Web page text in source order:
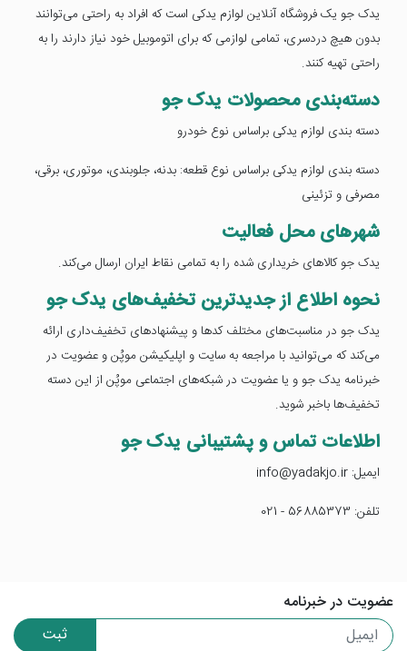
یدک جو یک فروشگاه آنلاین لوازم یدکی است که افراد به راحتی می‌توانند
بدون هیچ دردسری، تمامی لوازمی که برای اتوموبیل خود نیاز دارند را به
راحتی تهیه کنند.
دسته‌بندی محصولات یدک جو
دسته بندی لوازم یدکی براساس نوع خودرو
دسته بندی لوازم یدکی براساس نوع قطعه: بدنه، جلوبندی، موتوری، برقی،
مصرفی و تزئینی
شهرهای محل فعالیت
یدک جو کالاهای خریداری شده را به تمامی نقاط ایران ارسال می‌کند.
نحوه اطلاع از جدیدترین تخفیف‌های یدک جو
یدک جو در مناسبت‌های مختلف کدها و پیشنهادهای تخفیف‌داری ارائه
می‌کند که می‌توانید با مراجعه به سایت و اپلیکیشن موپُن و عضویت در
خبرنامه یدک جو و یا عضویت در شبکه‌های اجتماعی موپُن از این دسته
تخفیف‌ها باخبر شوید.
اطلاعات تماس و پشتیبانی یدک جو
ایمیل: info@yadakjo.ir
تلفن: 56885373 - 021
عضویت در خبرنامه
ثبت